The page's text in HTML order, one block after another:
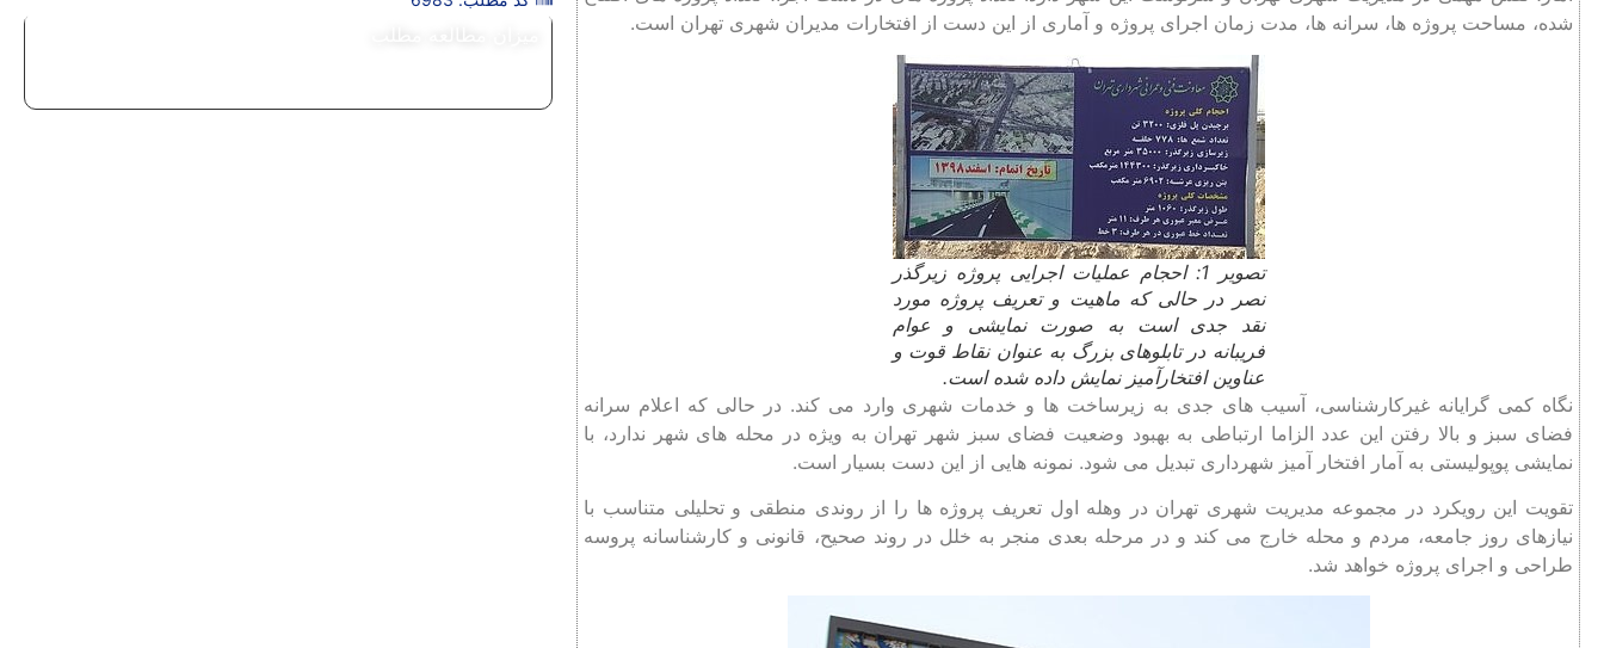
شده، مساحت پروژه ها، سرانه ها، مدت زمان اجرای پروژه و آماری از این دست از افتخارات مدیران شهری تهران است.
تصویر 1: احجام عملیات اجرایی پروژه زیرگذر
نصر در حالی که ماهیت و تعریف پروژه مورد
نقد جدی است به صورت نمایشی و عوام
فریبانه در تابلوهای بزرگ به عنوان نقاط قوت و
عناوین افتخارآمیز نمایش داده شده است.
نگاه کمی گرایانه غیرکارشناسی، آسیب های جدی به زیرساخت ها و خدمات شهری وارد می کند. در حالی که اعلام سرانه
فضای سبز و بالا رفتن این عدد الزاما ارتباطی به بهبود وضعیت فضای سبز شهر تهران به ویژه در محله های شهر ندارد، با
نمایشی پوپولیستی به آمار افتخار آمیز شهرداری تبدیل می شود. نمونه هایی از این دست بسیار است.
تقویت این رویکرد در مجموعه مدیریت شهری تهران در وهله اول تعریف پروژه ها را از روندی منطقی و تحلیلی متناسب با
نیازهای روز جامعه، مردم و محله خارج می کند و در مرحله بعدی منجر به خلل در روند صحیح، قانونی و کارشناسانه پروسه
طراحی و اجرای پروژه خواهد شد.